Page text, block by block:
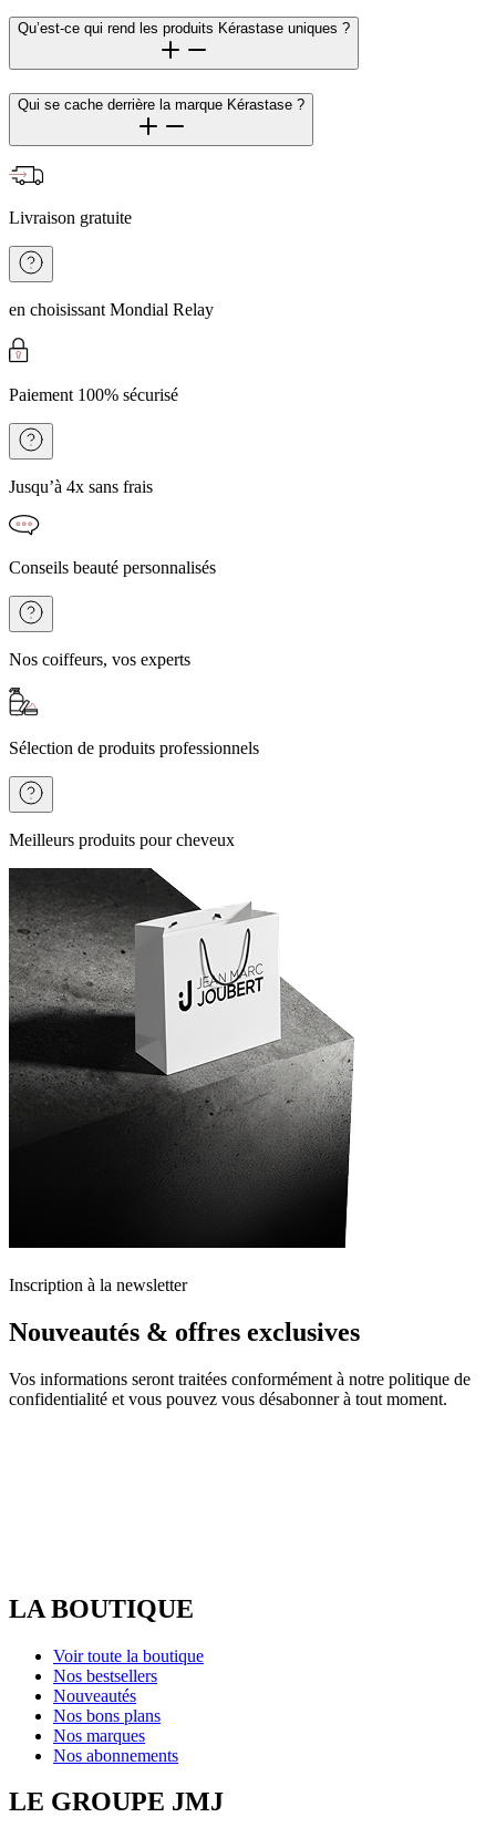
Qu’est-ce qui rend les produits Kérastase uniques ?
Qui se cache derrière la marque Kérastase ?
Livraison gratuite
en choisissant Mondial Relay
Paiement 100% sécurisé
Jusqu’à 4x sans frais
Conseils beauté personnalisés
Nos coiffeurs, vos experts
Sélection de produits professionnels
Meilleurs produits pour cheveux
Inscription à la newsletter
Nouveautés & offres exclusives
Vos informations seront traitées conformément à notre politique de
confidentialité et vous pouvez vous désabonner à tout moment.
LA BOUTIQUE
Voir toute la boutique
Nos bestsellers
Nouveautés
Nos bons plans
Nos marques
Nos abonnements
LE GROUPE JMJ